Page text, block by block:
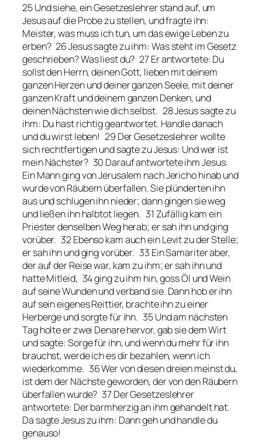
25 Und siehe, ein Gesetzeslehrer stand auf, um
Jesus auf die Probe zu stellen, und fragte ihn:
Meister, was muss ich tun, um das ewige Leben zu
erben? 26 Jesus sagte zu ihm: Was steht im Gesetz
geschrieben? Was liest du? 27 Er antwortete: Du
sollst den Herrn, deinen Gott, lieben mit deinem
ganzen Herzen und deiner ganzen Seele, mit deiner
ganzen Kraft und deinem ganzen Denken, und
deinen Nächsten wie dich selbst. 28 Jesus sagte zu
ihm: Du hast richtig geantwortet. Handle danach
und du wirst leben! 29 Der Gesetzeslehrer wollte
sich rechtfertigen und sagte zu Jesus: Und wer ist
mein Nächster? 30 Darauf antwortete ihm Jesus:
Ein Mann ging von Jerusalem nach Jericho hinab und
wurde von Räubern überfallen. Sie plünderten ihn
aus und schlugen ihn nieder; dann gingen sie weg
und ließen ihn halbtot liegen. 31 Zufällig kam ein
Priester denselben Weg herab; er sah ihn und ging
vorüber. 32 Ebenso kam auch ein Levit zu der Stelle;
er sah ihn und ging vorüber. 33 Ein Samariter aber,
der auf der Reise war, kam zu ihm; er sah ihn und
hatte Mitleid, 34 ging zu ihm hin, goss Öl und Wein
auf seine Wunden und verband sie. Dann hob er ihn
auf sein eigenes Reittier, brachte ihn zu einer
Herberge und sorgte für ihn. 35 Und am nächsten
Tag holte er zwei Denare hervor, gab sie dem Wirt
und sagte: Sorge für ihn, und wenn du mehr für ihn
brauchst, werde ich es dir bezahlen, wenn ich
wiederkomme. 36 Wer von diesen dreien meinst du,
ist dem der Nächste geworden, der von den Räubern
überfallen wurde? 37 Der Gesetzeslehrer
antwortete: Der barmherzig an ihm gehandelt hat.
Da sagte Jesus zu ihm: Dann geh und handle du
genauso!